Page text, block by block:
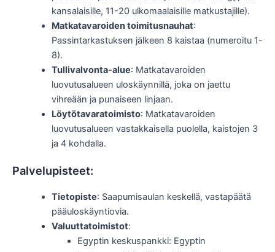
kansalaisille, 11-20 ulkomaalaisille matkustajille).
Matkatavaroiden toimitusnauhat:
Passintarkastuksen jälkeen 8 kaistaa (numeroitu 1-
8).
Tullivalvonta-alue: Matkatavaroiden
luovutusalueen uloskäynnillä, joka on jaettu
vihreään ja punaiseen linjaan.
Löytötavaratoimisto: Matkatavaroiden
luovutusalueen vastakkaisella puolella, kaistojen 3
ja 4 kohdalla.
Palvelupisteet:
Tietopiste: Saapumisaulan keskellä, vastapäätä
pääuloskäyntiovia.
Valuuttatoimistot:
Egyptin keskuspankki: Egyptin